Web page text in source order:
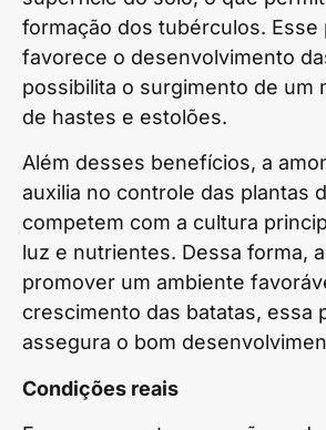
formação dos tubérculos. Esse
favorece o desenvolvimento
possibilita o surgimento de um
de hastes e estolões.
Além desses benefícios, a
auxilia no controle das plantas
competem com a cultura
luz e nutrientes. Dessa forma,
promover um ambiente
crescimento das batatas, essa
assegura o bom
Condições reais